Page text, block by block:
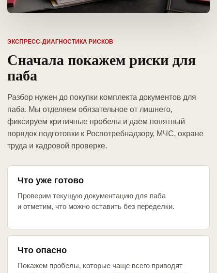
ЭКСПРЕСС-ДИАГНОСТИКА РИСКОВ
Сначала покажем риски для
паба
Разбор нужен до покупки комплекта документов для
паба. Мы отделяем обязательное от лишнего,
фиксируем критичные пробелы и даем понятный
порядок подготовки к Роспотребнадзору, МЧС, охране
труда и кадровой проверке.
Что уже готово
Проверим текущую документацию для паба
и отметим, что можно оставить без переделки.
Что опасно
Покажем пробелы, которые чаще всего приводят